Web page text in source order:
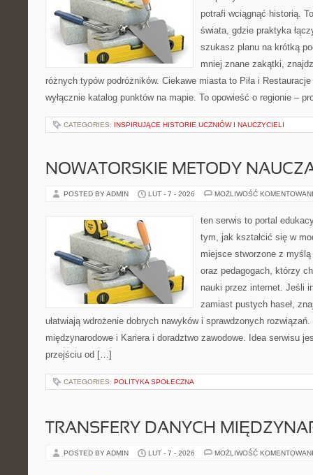
potrafi wciągnąć historią.
świata, gdzie praktyka
szukasz planu na krótką
mniej znane zakątki,
różnych typów podróżników. Ciekawe miasta to Piła i
wyłącznie katalog punktów na mapie. To opowieść o regionie –
CATEGORIES: INSPIRUJĄCE HISTORIE UCZNIÓW I NAUCZYCIELI
NOWATORSKIE METODY
POSTED BY ADMIN LUT - 7 - 2026 MOŻLIWOŚĆ
ten serwis to portal
tym, jak kształcić się w
miejsce stworzone z
oraz pedagogach, którzy
nauki przez internet. Jeśli
zamiast pustych haseł,
ułatwiają wdrożenie dobrych nawyków i sprawdzonych
międzynarodowe i Kariera i doradztwo zawodowe. Idea serwisu
przejściu od […]
CATEGORIES: POLITYKA SPOŁECZNA
TRANSFERY DANYCH
POSTED BY ADMIN LUT - 7 - 2026 MOŻLIWOŚĆ